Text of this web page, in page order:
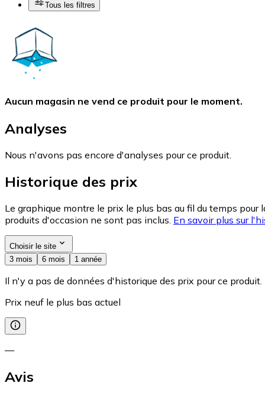
Tous les filtres
Aucun magasin ne vend ce produit pour le moment.
Analyses
Nous n'avons pas encore d'analyses pour ce produit.
Historique des prix
Le graphique montre le prix le plus bas au fil du temps
produits d'occasion ne sont pas inclus. En savoir plus sur
Choisir le site
3 mois
6 mois 1 année
Il n'y a pas de données d'historique des prix pour ce produit.
Prix neuf le plus bas actuel
—
Avis